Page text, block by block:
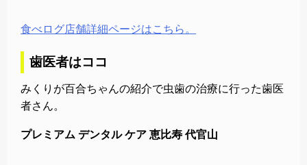
食べログ店舗詳細ページはこちら。
歯医者はココ
みくりが百合ちゃんの紹介で虫歯の治療に行った歯医
者さん。
プレミアム デンタル ケア 恵比寿 代官山